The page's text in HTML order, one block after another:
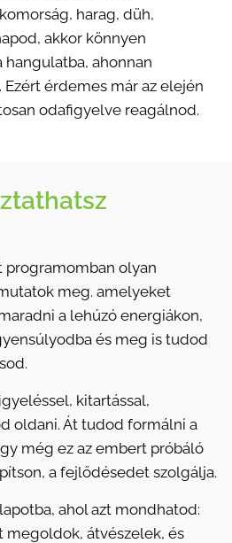
harag, düh,
akkor könnyen
hangulatba, ahonnan
érdemes már az elején
odafigyelve reagálnod.
programomban olyan
meg. amelyeket
a lehúzó energiákon,
és meg is tudod
kitartással,
oldani. Át tudod formálni a
még ez az embert próbáló
a fejlődésedet szolgálja.
ahol azt mondhatod:
megoldok, átvészelek, és